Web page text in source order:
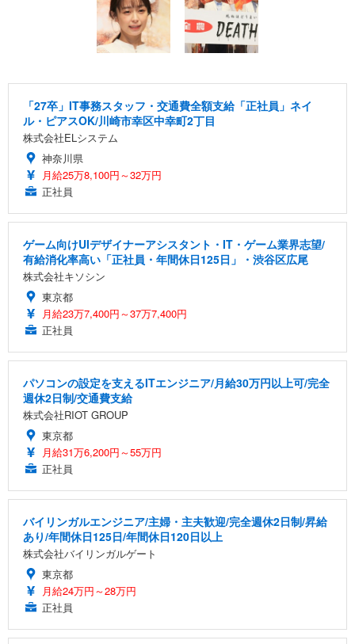
「27卒」IT事務スタッフ・交通費全額支給「正社員」ネイ
ル・ピアスOK/川崎市幸区中幸町2丁目
株式会社ELシステム
神奈川県
月給25万8,100円～32万円
正社員
ゲーム向けUIデザイナーアシスタント・IT・ゲーム業界志望/
有給消化率高い「正社員・年間休日125日」・渋谷区広尾
株式会社キソシン
東京都
月給23万7,400円～37万7,400円
正社員
パソコンの設定を支えるITエンジニア/月給30万円以上可/完全
週休2日制/交通費支給
株式会社RIOT GROUP
東京都
月給31万6,200円～55万円
正社員
バイリンガルエンジニア/主婦・主夫歓迎/完全週休2日制/昇給
あり/年間休日125日/年間休日120日以上
株式会社バイリンガルゲート
東京都
月給24万円～28万円
正社員